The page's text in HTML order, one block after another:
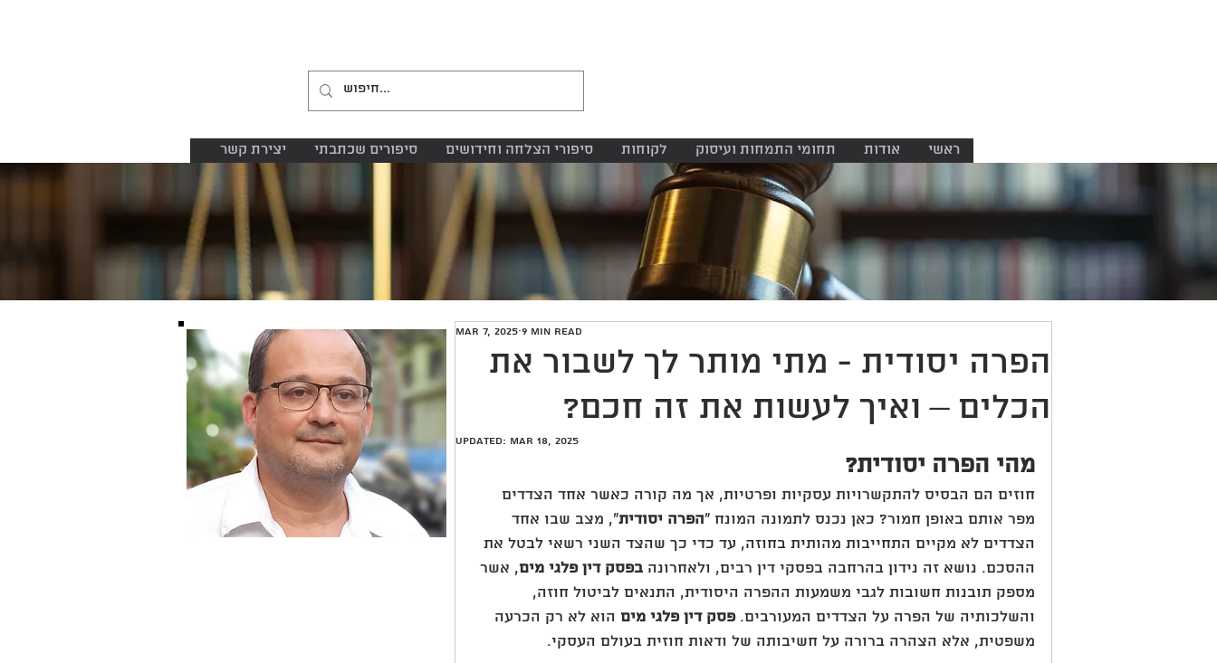
ראשי אודות תחומי התמחות ועיסוק לקוחות סיפורי הצלחה וחידושים סיפורים שכתבתי יצירת קשר
הפרה יסודית - מתי מותר לך לשבור את
הכלים – ואיך לעשות את זה חכם?
Mar 7, 2025 9 min read
Updated: Mar 18, 2025
מהי הפרה יסודית?
חוזים הם הבסיס להתקשרויות עסקיות ופרטיות, אך מה קורה כאשר אחד הצדדים
מפר אותם באופן חמור? כאן נכנס לתמונה המונח "הפרה יסודית", מצב שבו אחד
הצדדים לא מקיים התחייבות מהותית בחוזה, עד כדי כך שהצד השני רשאי לבטל את
ההסכם. נושא זה נידון בהרחבה בפסקי דין רבים, ולאחרונה בפסק דין פלגי מים, אשר
מספק תובנות חשובות לגבי משמעות ההפרה היסודית, התנאים לביטול חוזה,
והשלכותיה של הפרה על הצדדים המעורבים. פסק דין פלגי מים הוא לא רק הכרעה
משפטית, אלא הצהרה ברורה על חשיבותה של ודאות חוזית בעולם העסקי.